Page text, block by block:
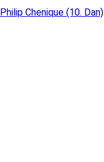
Chenique (10. Dan)